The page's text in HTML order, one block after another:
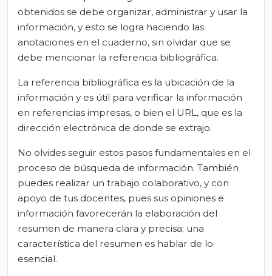
obtenidos se debe organizar, administrar y usar la
información, y esto se logra haciendo las
anotaciones en el cuaderno, sin olvidar que se
debe mencionar la referencia bibliográfica.
La referencia bibliográfica es la ubicación de la
información y es útil para verificar la información
en referencias impresas, o bien el URL, que es la
dirección electrónica de donde se extrajo.
No olvides seguir estos pasos fundamentales en el
proceso de búsqueda de información. También
puedes realizar un trabajo colaborativo, y con
apoyo de tus docentes, pues sus opiniones e
información favorecerán la elaboración del
resumen de manera clara y precisa; una
característica del resumen es hablar de lo
esencial.